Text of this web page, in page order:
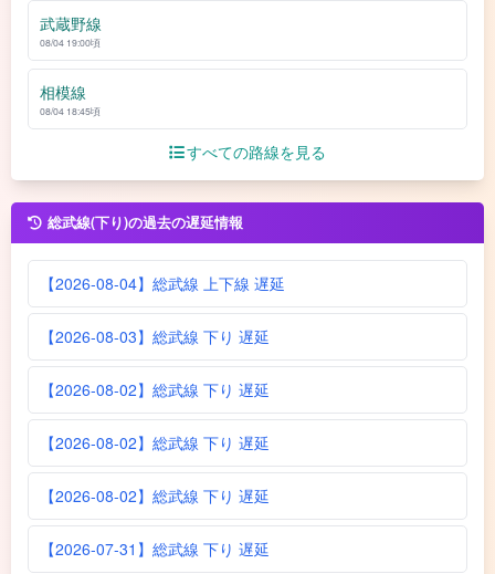
武蔵野線
08/04 19:00頃
相模線
08/04 18:45頃
すべての路線を見る
総武線(下り)の過去の遅延情報
【2026-08-04】総武線 上下線 遅延
【2026-08-03】総武線 下り 遅延
【2026-08-02】総武線 下り 遅延
【2026-08-02】総武線 下り 遅延
【2026-08-02】総武線 下り 遅延
【2026-07-31】総武線 下り 遅延